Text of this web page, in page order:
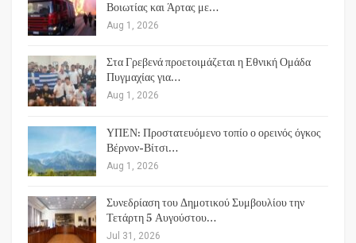
Βοιωτίας και Άρτας με…
Aug 1, 2026
Στα Γρεβενά προετοιμάζεται η Εθνική Ομάδα
Πυγμαχίας για…
Aug 1, 2026
ΥΠΕΝ: Προστατευόμενο τοπίο ο ορεινός όγκος
Βέρνον-Βίτσι…
Aug 1, 2026
Συνεδρίαση του Δημοτικού Συμβουλίου την
Τετάρτη 5 Αυγούστου…
Jul 31, 2026